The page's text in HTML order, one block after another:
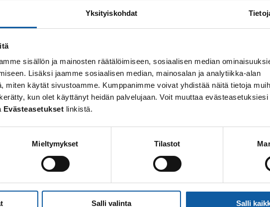
Yksityiskohdat
sisällön ja mainosten räätälöimiseen, sosiaalisen median
Lisäksi jaamme sosiaalisen median, mainosalan ja analytiikka-alan
miten käytät sivustoamme. Kumppanimme voivat yhdistää näitä tietoja
kun olet käyttänyt heidän palvelujaan. Voit muuttaa
Evästeasetukset linkistä.
Mieltymykset Tilastot
Salli valinta Salli
PL 50, 21531 PAIMIO
julkisuuskuvaus
työpaikat
Esityslistat, pöytäkirjat
Kaupunginvaltuusto